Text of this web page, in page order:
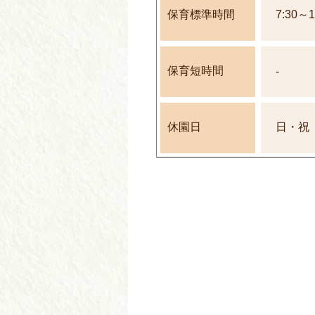
保育標準時間 7:30～
保育短時間 -
休園日 日・祝